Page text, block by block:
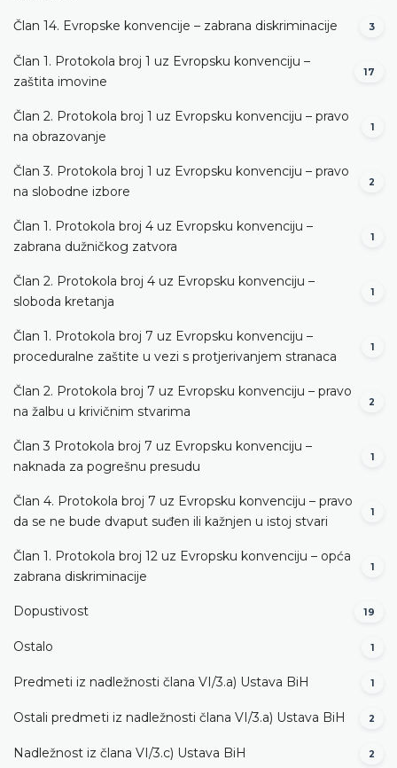
Član 14. Evropske konvencije – zabrana diskriminacije 3
Član 1. Protokola broj 1 uz Evropsku konvenciju –
zaštita imovine
17
Član 2. Protokola broj 1 uz Evropsku konvenciju – pravo
na obrazovanje
1
Član 3. Protokola broj 1 uz Evropsku konvenciju – pravo
na slobodne izbore
2
Član 1. Protokola broj 4 uz Evropsku konvenciju –
zabrana dužničkog zatvora
1
Član 2. Protokola broj 4 uz Evropsku konvenciju –
sloboda kretanja
1
Član 1. Protokola broj 7 uz Evropsku konvenciju –
proceduralne zaštite u vezi s protjerivanjem stranaca
1
Član 2. Protokola broj 7 uz Evropsku konvenciju – pravo
na žalbu u krivičnim stvarima
2
Član 3 Protokola broj 7 uz Evropsku konvenciju –
naknada za pogrešnu presudu
1
Član 4. Protokola broj 7 uz Evropsku konvenciju – pravo
da se ne bude dvaput suđen ili kažnjen u istoj stvari
1
Član 1. Protokola broj 12 uz Evropsku konvenciju – opća
zabrana diskriminacije
1
Dopustivost 19
Ostalo 1
Predmeti iz nadležnosti člana VI/3.а) Ustava BiH 1
Ostali predmeti iz nadležnosti člana VI/3.а) Ustava BiH 2
Nadležnost iz člana VI/3.c) Ustava BiH 2